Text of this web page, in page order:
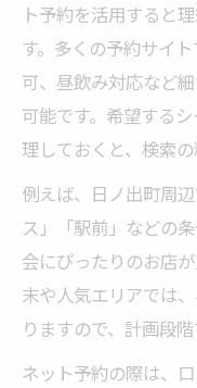
ト予約を活用すると
す。多くの予約サイ
可、昼飲み対応など
可能です。希望する
理しておくと、検索の
例えば、日ノ出町周
ス」「駅前」などの
会にぴったりのお店
末や人気エリアでは
りますので、計画段
ネット予約の際は、